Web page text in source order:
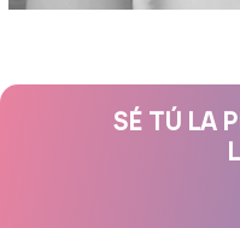
SÉ TÚ LA